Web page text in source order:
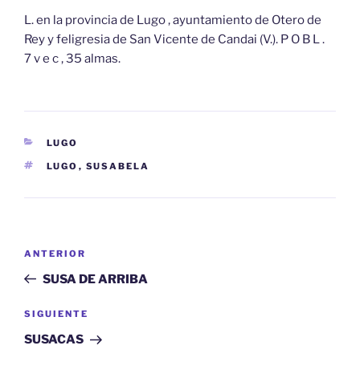
L. en la provincia de Lugo , ayuntamiento de Otero de
Rey y feligresia de San Vicente de Candai (V.). P O B L .
7 v e c , 35 almas.
CATEGORÍAS
LUGO
ETIQUETAS
LUGO , SUSABELA
entradas
Entrada
anterior:
ANTERIOR
SUSA DE ARRIBA
Siguiente
entrada
SIGUIENTE
SUSACAS